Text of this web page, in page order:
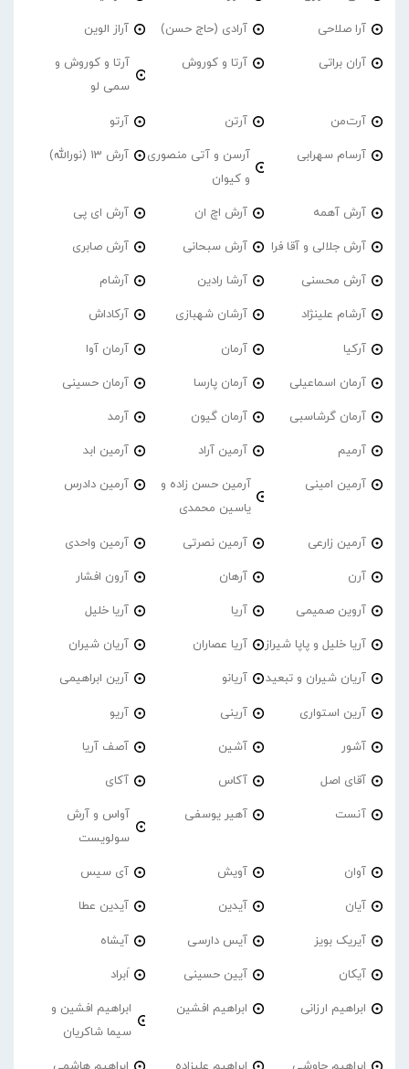
آرا صلاحی آرادی (حاج حسن) آراز الوین
آران براتی آرتا و کوروش
آرتا و کوروش و
سمی لو
آرت‌من آرتن آرتو
آرسام سهرابی
آرسن و آتی منصوری
و کیوان
آرش 13 (نورالله)
آرش آهمه آرش اچ ان آرش ای پی
آرش جلالی و آقا فرا آرش سبحانی آرش صابری
آرش محسنی آرشا رادین آرشام
آرشام علینژاد آرشان شهبازی آرکاداش
آرکیا آرمان آرمان آوا
آرمان اسماعیلی آرمان پارسا آرمان حسینی
آرمان گرشاسبی آرمان گیون آرمد
آرمیم آرمین آراد آرمین ابد
آرمین امینی
آرمین حسن زاده و
یاسین محمدی
آرمین دادرس
آرمین زارعی آرمین نصرتی آرمین واحدی
آرن آرهان آرون افشار
آروین صمیمی آریا آریا خلیل
آریا خلیل و پاپا شیراز آریا عصاران آریان شیران
آریان شیران و تبعید آریانو آرین ابراهیمی
آرین استواری آرینی آریو
آشور آشین آصف آریا
آقای اصل آکاس آکای
آنست آهیر یوسفی
آواس و آرش
سولویست
آوان آویش آی سیس
آیان آیدین آیدین عطا
آیریک بویز آیس دارسی آیشاه
آیکان آیین حسینی اَبراد
ابراهیم ارزانی ابراهیم افشین
ابراهیم افشین و
سیما شاکریان